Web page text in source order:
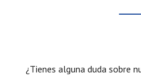
¿Tienes alguna duda sobre